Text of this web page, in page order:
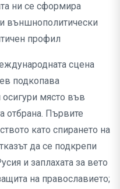
ни се сформира
външнополитически
профил
сцена
подкопава
място във
отбрана. Първите
като спирането на
да се подкрепи
и заплахата за вето
на православието;